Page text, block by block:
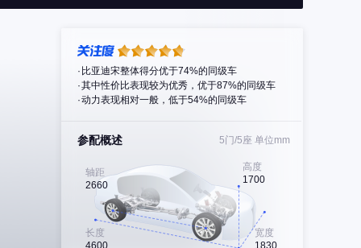
比亚迪宋整体得分优于74%的同级车
其中性价比表现较为优秀，优于87%的同级车
动力表现相对一般，低于54%的同级车
参配概述 5门/5座 单位mm
轴距
2660
高度
1700
长度
4600
宽度
1830